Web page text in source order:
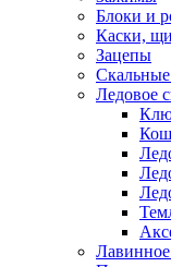
Блоки и
Каски,
Зацепы
Ледовое